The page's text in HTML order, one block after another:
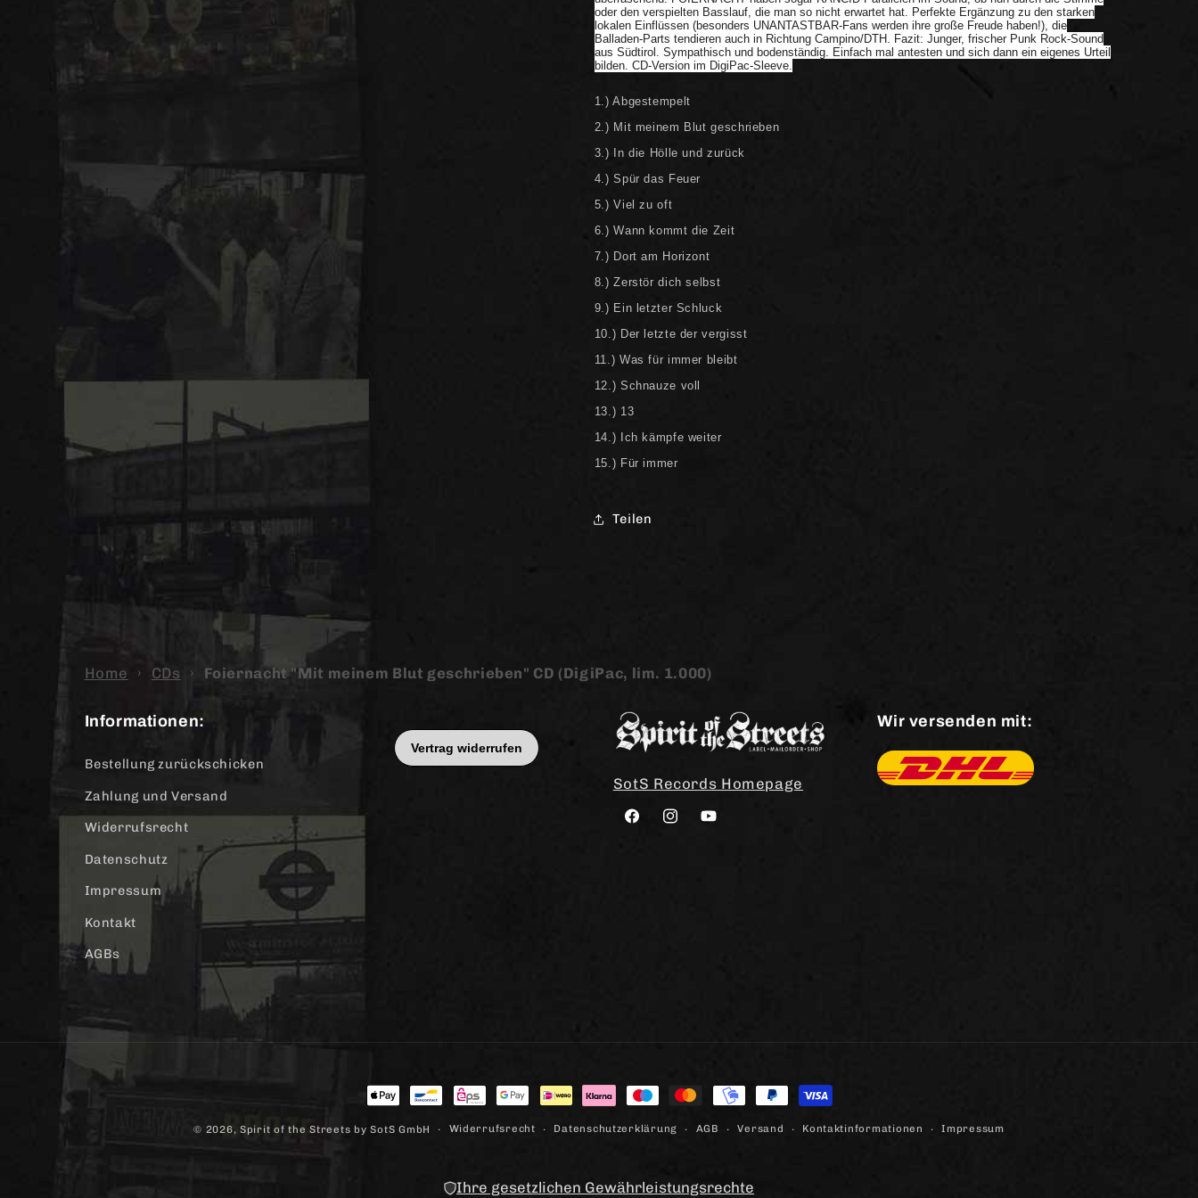
oder den verspielten Basslauf, die man so nicht erwartet hat. Perfekte Ergänzung zu den starken
lokalen Einflüssen (besonders UNANTASTBAR-Fans werden ihre große Freude haben!), die
Balladen-Parts tendieren auch in Richtung Campino/DTH. Fazit: Junger, frischer Punk Rock-Sound
aus Südtirol. Sympathisch und bodenständig. Einfach mal antesten und sich dann ein eigenes Urteil
bilden. CD-Version im DigiPac-Sleeve.
1.) Abgestempelt
2.) Mit meinem Blut geschrieben
3.) In die Hölle und zurück
4.) Spür das Feuer
5.) Viel zu oft
6.) Wann kommt die Zeit
7.) Dort am Horizont
8.) Zerstör dich selbst
9.) Ein letzter Schluck
10.) Der letzte der vergisst
11.) Was für immer bleibt
12.) Schnauze voll
13.) 13
14.) Ich kämpfe weiter
15.) Für immer
Teilen
Home › CDs › Foiernacht "Mit meinem Blut geschrieben" CD (DigiPac, lim. 1.000)
Informationen:
Bestellung zurückschicken
Zahlung und Versand
Widerrufsrecht
Datenschutz
Impressum
Kontakt
AGBs
SotS Records Homepage
FacebookInstagramYouTube
Wir versenden mit:
Zahlungsmethoden
© 2026, Spirit of the Streets by SotS GmbH Widerrufsrecht Datenschutzerklärung AGB Versand Kontaktinformationen Impressum
Ihre gesetzlichen Gewährleistungsrechte